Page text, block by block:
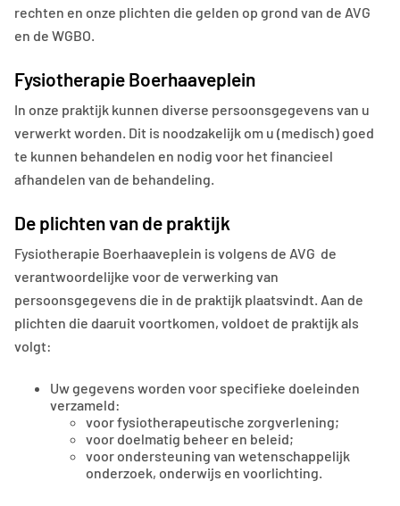
rechten en onze plichten die gelden op grond van de AVG
en de WGBO.
Fysiotherapie Boerhaaveplein
In onze praktijk kunnen diverse persoonsgegevens van u
verwerkt worden. Dit is noodzakelijk om u (medisch) goed
te kunnen behandelen en nodig voor het financieel
afhandelen van de behandeling.
De plichten van de praktijk
Fysiotherapie Boerhaaveplein is volgens de AVG de
verantwoordelijke voor de verwerking van
persoonsgegevens die in de praktijk plaatsvindt. Aan de
plichten die daaruit voortkomen, voldoet de praktijk als
volgt:
Uw gegevens worden voor specifieke doeleinden
verzameld:
voor fysiotherapeutische zorgverlening;
voor doelmatig beheer en beleid;
voor ondersteuning van wetenschappelijk
onderzoek, onderwijs en voorlichting.